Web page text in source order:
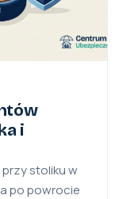
i
stoliku w
po powrocie